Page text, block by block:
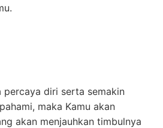
percaya diri serta semakin
maka Kamu akan
akan menjauhkan timbulnya